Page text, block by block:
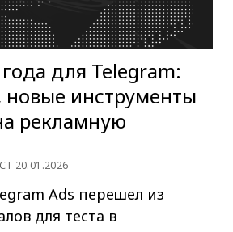
для Telegram:
новые инструменты
рекламную
20.01.2026
Ads перешел из
для теста в